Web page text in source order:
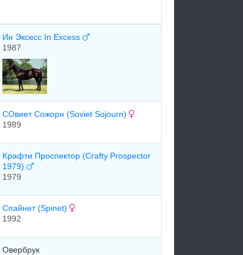
Ин Эксесс In Excess
1987
СОвиет Сожорн (Soviet Sojourn)
1989
Kрaфти Прocпектoр (Crafty Prospector
1979)
1979
Спaйнeт (Spinet)
1992
Овербрук